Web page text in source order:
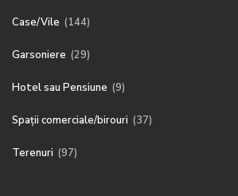
Case/Vile (144)
Garsoniere (29)
Hotel sau Pensiune (9)
Spații comerciale/birouri (37)
Terenuri (97)